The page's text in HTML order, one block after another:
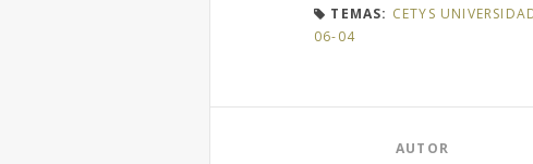
TEMAS: CETYS
06-04
AUTOR